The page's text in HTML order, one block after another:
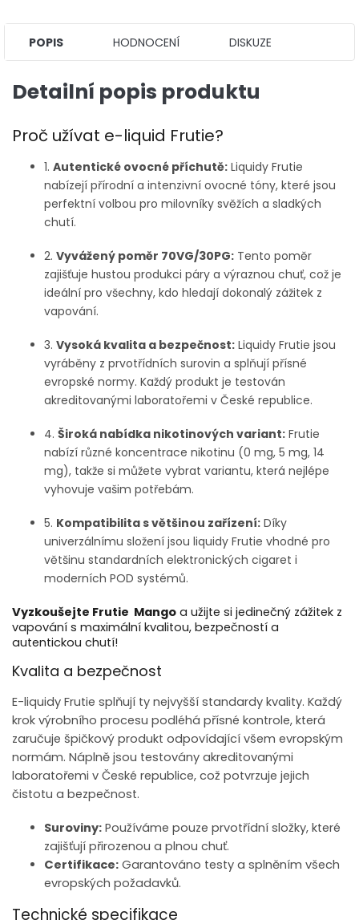
POPIS HODNOCENÍ DISKUZE
Detailní popis produktu
Proč užívat e-liquid Frutie?
1. Autentické ovocné příchutě: Liquidy Frutie
nabízejí přírodní a intenzivní ovocné tóny, které jsou
perfektní volbou pro milovníky svěžích a sladkých
chutí.
2. Vyvážený poměr 70VG/30PG: Tento poměr
zajišťuje hustou produkci páry a výraznou chuť, což je
ideální pro všechny, kdo hledají dokonalý zážitek z
vapování.
3. Vysoká kvalita a bezpečnost: Liquidy Frutie jsou
vyráběny z prvotřídních surovin a splňují přísné
evropské normy. Každý produkt je testován
akreditovanými laboratořemi v České republice.
4. Široká nabídka nikotinových variant: Frutie
nabízí různé koncentrace nikotinu (0 mg, 5 mg, 14
mg), takže si můžete vybrat variantu, která nejlépe
vyhovuje vašim potřebám.
5. Kompatibilita s většinou zařízení: Díky
univerzálnímu složení jsou liquidy Frutie vhodné pro
většinu standardních elektronických cigaret i
moderních POD systémů.
Vyzkoušejte Frutie Mango a užijte si jedinečný zážitek z
vapování s maximální kvalitou, bezpečností a
autentickou chutí!
Kvalita a bezpečnost
E-liquidy Frutie splňují ty nejvyšší standardy kvality. Každý
krok výrobního procesu podléhá přísné kontrole, která
zaručuje špičkový produkt odpovídající všem evropským
normám. Náplně jsou testovány akreditovanými
laboratořemi v České republice, což potvrzuje jejich
čistotu a bezpečnost.
Suroviny: Používáme pouze prvotřídní složky, které
zajišťují přirozenou a plnou chuť.
Certifikace: Garantováno testy a splněním všech
evropských požadavků.
Technické specifikace